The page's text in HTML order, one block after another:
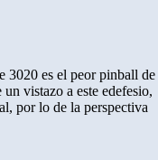
3020 es el peor pinball de
vistazo a este edefesio,
por lo de la perspectiva